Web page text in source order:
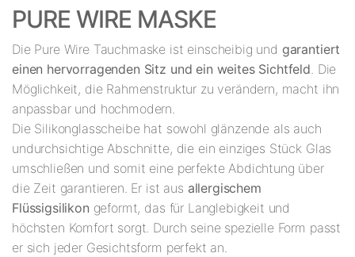
PURE WIRE MASKE
Die Pure Wire Tauchmaske ist einscheibig und garantiert
einen hervorragenden Sitz und ein weites Sichtfeld. Die
Möglichkeit, die Rahmenstruktur zu verändern, macht ihn
anpassbar und hochmodern.
Die Silikonglasscheibe hat sowohl glänzende als auch
undurchsichtige Abschnitte, die ein einziges Stück Glas
umschließen und somit eine perfekte Abdichtung über
die Zeit garantieren. Er ist aus allergischem
Flüssigsilikon geformt, das für Langlebigkeit und
höchsten Komfort sorgt. Durch seine spezielle Form passt
er sich jeder Gesichtsform perfekt an.